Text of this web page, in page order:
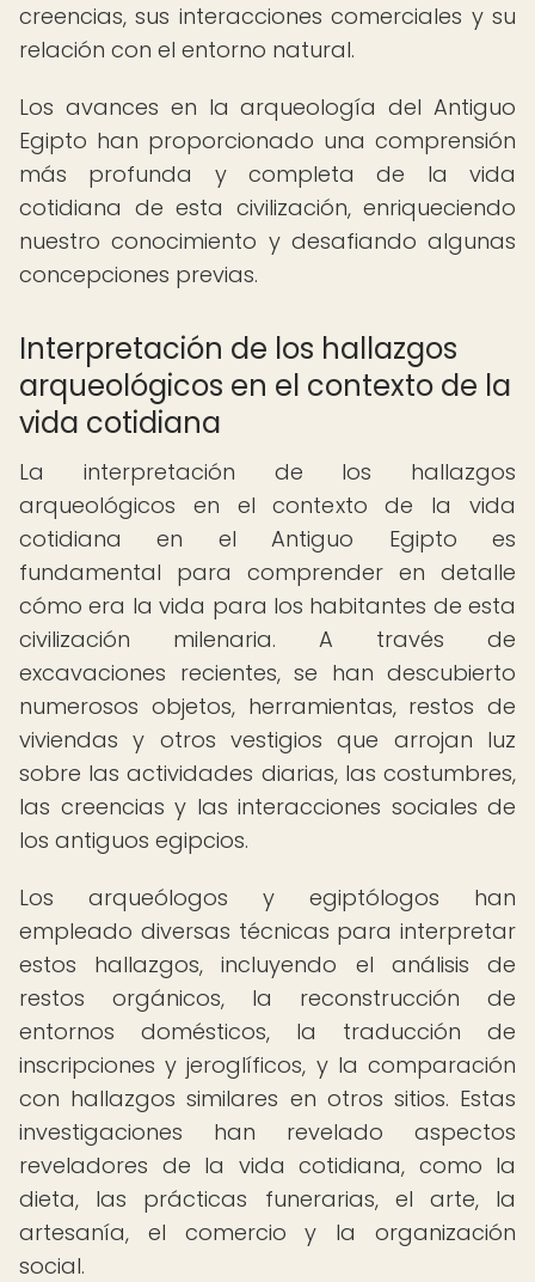
creencias, sus interacciones comerciales y su
relación con el entorno natural.
Los avances en la arqueología del Antiguo
Egipto han proporcionado una comprensión
más profunda y completa de la vida
cotidiana de esta civilización, enriqueciendo
nuestro conocimiento y desafiando algunas
concepciones previas.
Interpretación de los hallazgos
arqueológicos en el contexto de la
vida cotidiana
La interpretación de los hallazgos
arqueológicos en el contexto de la vida
cotidiana en el Antiguo Egipto es
fundamental para comprender en detalle
cómo era la vida para los habitantes de esta
civilización milenaria. A través de
excavaciones recientes, se han descubierto
numerosos objetos, herramientas, restos de
viviendas y otros vestigios que arrojan luz
sobre las actividades diarias, las costumbres,
las creencias y las interacciones sociales de
los antiguos egipcios.
Los arqueólogos y egiptólogos han
empleado diversas técnicas para interpretar
estos hallazgos, incluyendo el análisis de
restos orgánicos, la reconstrucción de
entornos domésticos, la traducción de
inscripciones y jeroglíficos, y la comparación
con hallazgos similares en otros sitios. Estas
investigaciones han revelado aspectos
reveladores de la vida cotidiana, como la
dieta, las prácticas funerarias, el arte, la
artesanía, el comercio y la organización
social.